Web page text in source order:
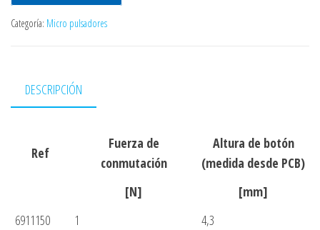
Categoría: Micro pulsadores
DESCRIPCIÓN
Ref
Fuerza de
conmutación
Altura de botón
(medida desde PCB)
[N]
[mm]
6911150
1
4,3